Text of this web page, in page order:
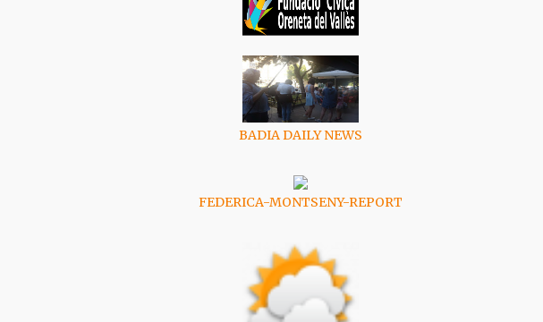
BADIA DAILY NEWS
FEDERICA-MONTSENY-REPORT